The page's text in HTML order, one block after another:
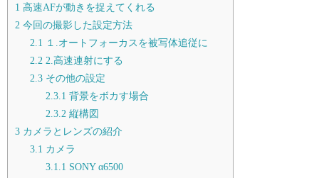
1 高速AFが動きを捉えてくれる
2 今回の撮影した設定方法
2.1 １.オートフォーカスを被写体追従に
2.2 2.高速連射にする
2.3 その他の設定
2.3.1 背景をボカす場合
2.3.2縦構図
3 カメラとレンズの紹介
3.1 カメラ
3.1.1 SONY α6500